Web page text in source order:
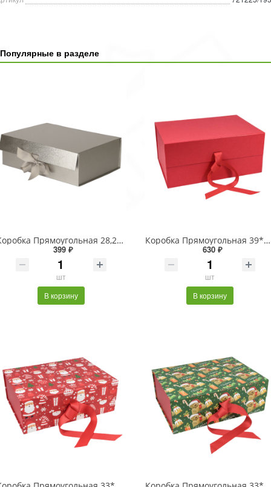
Популярные в разделе
Коробка Прямоугольная 28,2*20*9,2 складная на магнитах "Люкс" Серебряный 1/48
399 ₽
шт
В корзину
Коробка Прямоугольная 39*28*17,8 складная на магнитах "Люкс" Красный 1/24
630 ₽
шт
В корзину